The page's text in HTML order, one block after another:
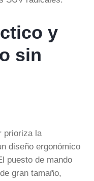
y
sin
prioriza la
diseño ergonómico
puesto de mando
gran tamaño,